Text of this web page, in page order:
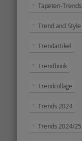
Tapeten-Trends
Trend and Style
Trendartikel
Trendbook
Trendcollage
Trends 2024
Trends 2024/25